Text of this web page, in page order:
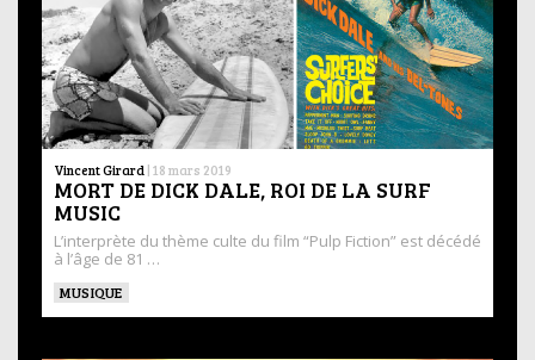
Vincent Girard | 18 mars 2019
MORT DE DICK DALE, ROI DE LA SURF
MUSIC
L’interprète du thème culte du film “Pulp Fiction” est décédé
à l’âge de 81 …
MUSIQUE